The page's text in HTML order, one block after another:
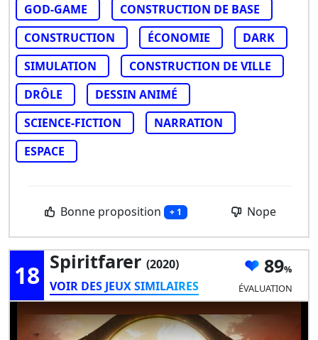
GOD-GAME
CONSTRUCTION DE BASE
CONSTRUCTION
ÉCONOMIE
DARK
SIMULATION
CONSTRUCTION DE VILLE
DRÔLE
DESSIN ANIMÉ
SCIENCE-FICTION
NARRATION
ESPACE
Bonne proposition + 1 Nope
18 Spiritfarer (2020)
VOIR DES JEUX SIMILAIRES
89
ÉVALUATION